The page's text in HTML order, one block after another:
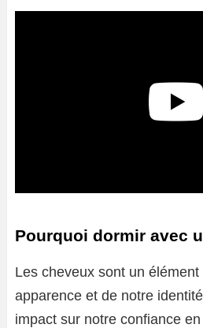
Pourquoi dormir avec
Les cheveux sont un
apparence et de notre
impact sur notre confiance